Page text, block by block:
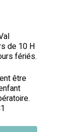
de 10 H
fériés.
être